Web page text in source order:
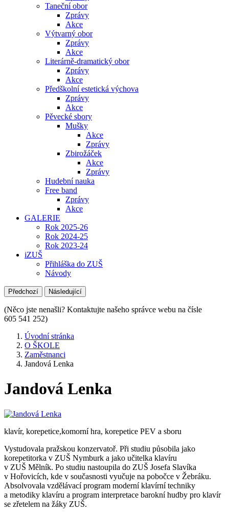
Taneční obor
Zprávy
Akce
Výtvarný obor
Zprávy
Akce
Literárně-dramatický obor
Zprávy
Akce
Předškolní estetická výchova
Zprávy
Akce
Pěvecké sbory
Mušky
Akce
Zprávy
Zbirožáček
Akce
Zprávy
Hudební nauka
Free band
Zprávy
Akce
GALERIE
Rok 2025-26
Rok 2024-25
Rok 2023-24
iZUŠ
Přihláška do ZUŠ
Návody
Předchozí Následující
(Něco jste nenašli? Kontaktujte našeho správce webu na čísle
605 541 252)
Úvodní stránka
O ŠKOLE
Zaměstnanci
Jandová Lenka
Jandová Lenka
klavír, korepetice,komorní hra, korepetice PEV a sboru
Vystudovala pražskou konzervatoř. Při studiu působila jako
korepetitorka v ZUŠ Nymburk a jako učitelka klavíru
v ZUŠ Mělník. Po studiu nastoupila do ZUŠ Josefa Slavíka
v Hořovicích, kde v současnosti vyučuje na pobočce v Žebráku.
Absolvovala vzdělávací program moderní klavírní techniky
a metodiky klavíru a program interpretace barokní hudby pro klavír
se zřetelem na žáky ZUŠ.